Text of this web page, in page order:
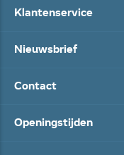
Klantenservice
Nieuwsbrief
Contact
Openingstijden